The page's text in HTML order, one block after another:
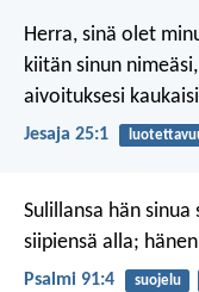
Herra, sinä olet
kiitän sinun nimeäsi,
aivoituksesi
Jesaja 25:1
Sulillansa hän sinua
siipiensä alla;
Psalmi 91:4 suojelu